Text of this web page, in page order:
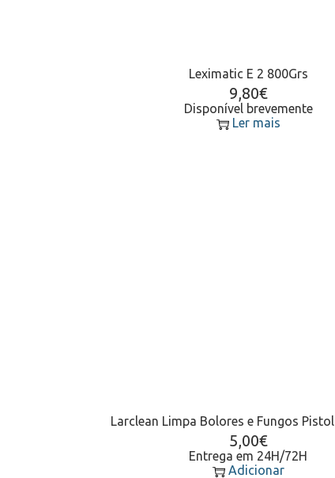
Leximatic E 2 800Grs
9,80€
Disponível brevemente
Ler mais
Larclean Limpa Bolores e Fungos
5,00€
Entrega em 24H/72H
Adicionar